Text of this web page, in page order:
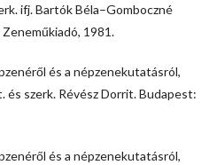
ifj. Bartók Béla–Gomboczné
1981.
és a népzenekutatásról,
és szerk. Révész Dorrit. Budapest:
és a népzenekutatásról,